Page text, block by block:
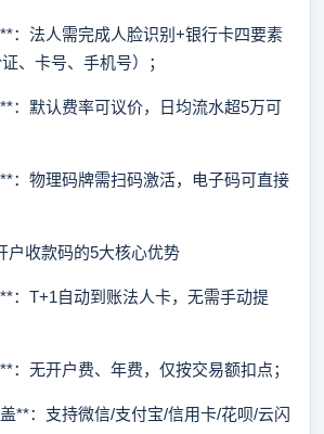
法人需完成人脸识别+银行卡四要素
、卡号、手机号）；
默认费率可议价，日均流水超5万可
物理码牌需扫码激活，电子码可直接
收款码的5大核心优势
T+1自动到账法人卡，无需手动提
无开户费、年费，仅按交易额扣点；
：支持微信/支付宝/信用卡/花呗/云闪